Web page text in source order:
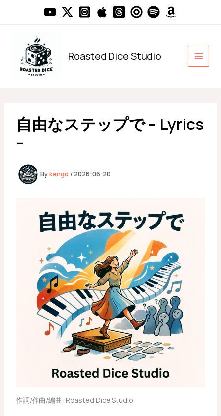
Roasted Dice Studio
自由なステップで – Lyrics
–
Bykengo / 2026-06-20
作詞/作曲/編曲: Roasted Dice Studio